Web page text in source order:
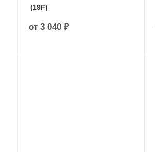
(19F)
от3 040 ₽